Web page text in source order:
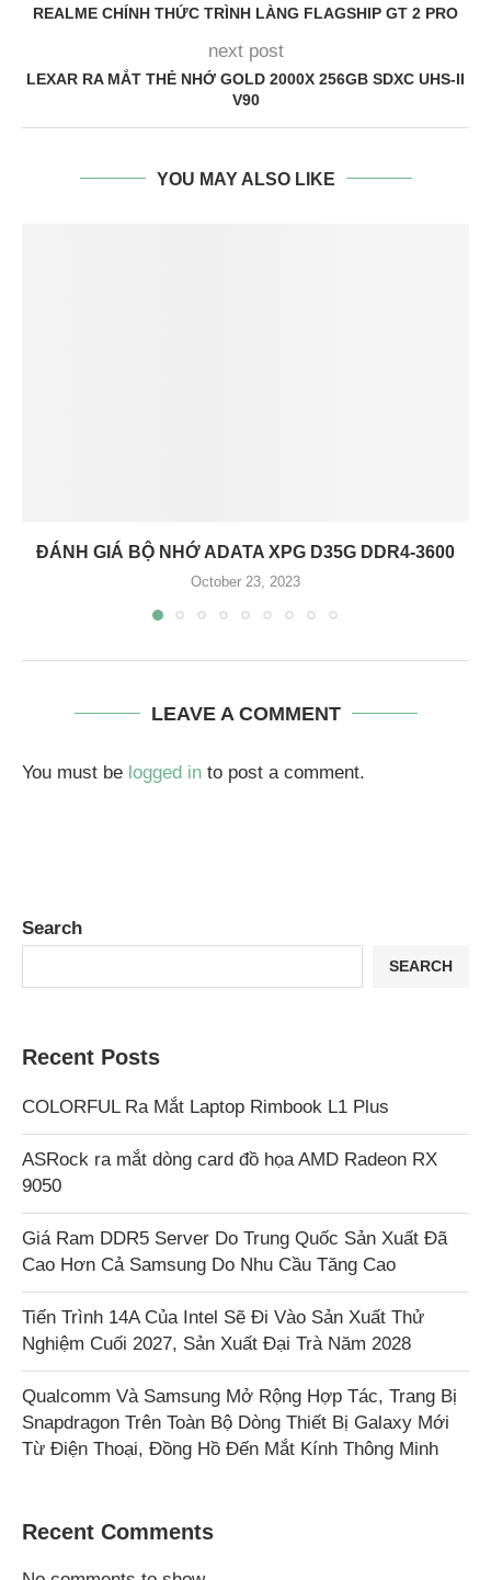
REALME CHÍNH THỨC TRÌNH LÀNG FLAGSHIP GT 2 PRO
next post
LEXAR RA MẮT THẺ NHỚ GOLD 2000X 256GB SDXC UHS-II
V90
YOU MAY ALSO LIKE
ĐÁNH GIÁ BỘ NHỚ ADATA XPG D35G DDR4-3600
October 23, 2023
LEAVE A COMMENT
You must be logged in to post a comment.
Search
SEARCH
Recent Posts
COLORFUL Ra Mắt Laptop Rimbook L1 Plus
ASRock ra mắt dòng card đồ họa AMD Radeon RX
9050
Giá Ram DDR5 Server Do Trung Quốc Sản Xuất Đã
Cao Hơn Cả Samsung Do Nhu Cầu Tăng Cao
Tiến Trình 14A Của Intel Sẽ Đi Vào Sản Xuất Thử
Nghiệm Cuối 2027, Sản Xuất Đại Trà Năm 2028
Qualcomm Và Samsung Mở Rộng Hợp Tác, Trang Bị
Snapdragon Trên Toàn Bộ Dòng Thiết Bị Galaxy Mới
Từ Điện Thoại, Đồng Hồ Đến Mắt Kính Thông Minh
Recent Comments